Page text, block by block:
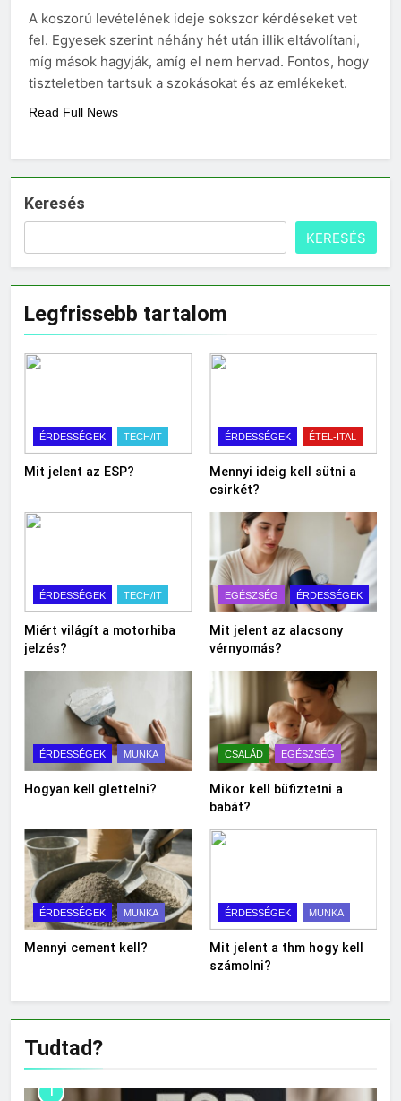
A koszorú levételének ideje sokszor kérdéseket vet
fel. Egyesek szerint néhány hét után illik eltávolítani,
míg mások hagyják, amíg el nem hervad. Fontos, hogy
tiszteletben tartsuk a szokásokat és az emlékeket.
Read Full News
Keresés
KERESÉS
Legfrissebb tartalom
ÉRDESSÉGEK TECH/IT
Mit jelent az ESP?
ÉRDESSÉGEK ÉTEL-ITAL
Mennyi ideig kell sütni a
csirkét?
ÉRDESSÉGEK TECH/IT
Miért világít a motorhiba
jelzés?
EGÉSZSÉG ÉRDESSÉGEK
Mit jelent az alacsony
vérnyomás?
ÉRDESSÉGEK MUNKA
Hogyan kell glettelni?
CSALÁD EGÉSZSÉG
Mikor kell büfiztetni a
babát?
ÉRDESSÉGEK MUNKA
Mennyi cement kell?
ÉRDESSÉGEK MUNKA
Mit jelent a thm hogy kell
számolni?
Tudtad?
1